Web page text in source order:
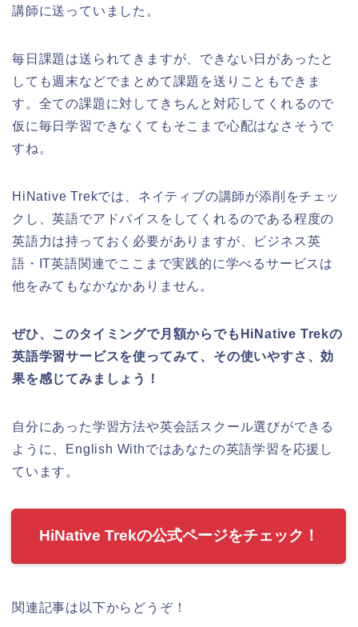
講師に送っていました。
毎日課題は送られてきますが、できない日があったと
しても週末などでまとめて課題を送りこともできま
す。全ての課題に対してきちんと対応してくれるので
仮に毎日学習できなくてもそこまで心配はなさそうで
すね。
HiNative Trekでは、ネイティブの講師が添削をチェッ
クし、英語でアドバイスをしてくれるのである程度の
英語力は持っておく必要がありますが、ビジネス英
語・IT英語関連でここまで実践的に学べるサービスは
他をみてもなかなかありません。
ぜひ、このタイミングで月額からでもHiNative Trekの
英語学習サービスを使ってみて、その使いやすさ、効
果を感じてみましょう！
自分にあった学習方法や英会話スクール選びができる
ように、English Withではあなたの英語学習を応援し
ています。
HiNative Trekの公式ページをチェック！
関連記事は以下からどうぞ！